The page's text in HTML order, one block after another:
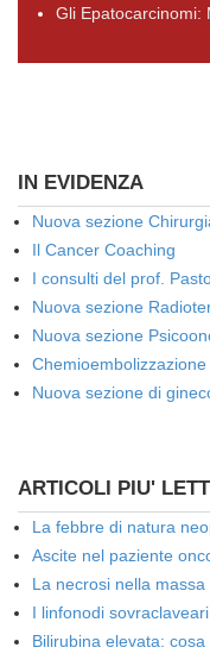
Gli Epatocarcinomi:
IN EVIDENZA
Nuova sezione
Il Cancer Coaching
I consulti del prof.
Nuova sezione
Nuova sezione
Nuova sezione di
ARTICOLI PIU'
La febbre di natura
Ascite nel paziente
La necrosi nella massa
I linfonodi
Bilirubina elevata: cosa